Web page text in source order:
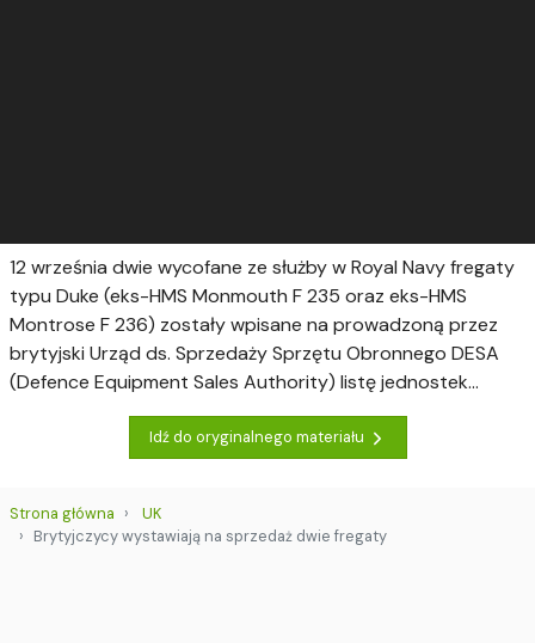
12 września dwie wycofane ze służby w Royal Navy fregaty
typu Duke (eks-HMS Monmouth F 235 oraz eks-HMS
Montrose F 236) zostały wpisane na prowadzoną przez
brytyjski Urząd ds. Sprzedaży Sprzętu Obronnego DESA
(Defence Equipment Sales Authority) listę jednostek...
Idź do oryginalnego materiału
Strona główna
UK
Brytyjczycy wystawiają na sprzedaż dwie fregaty